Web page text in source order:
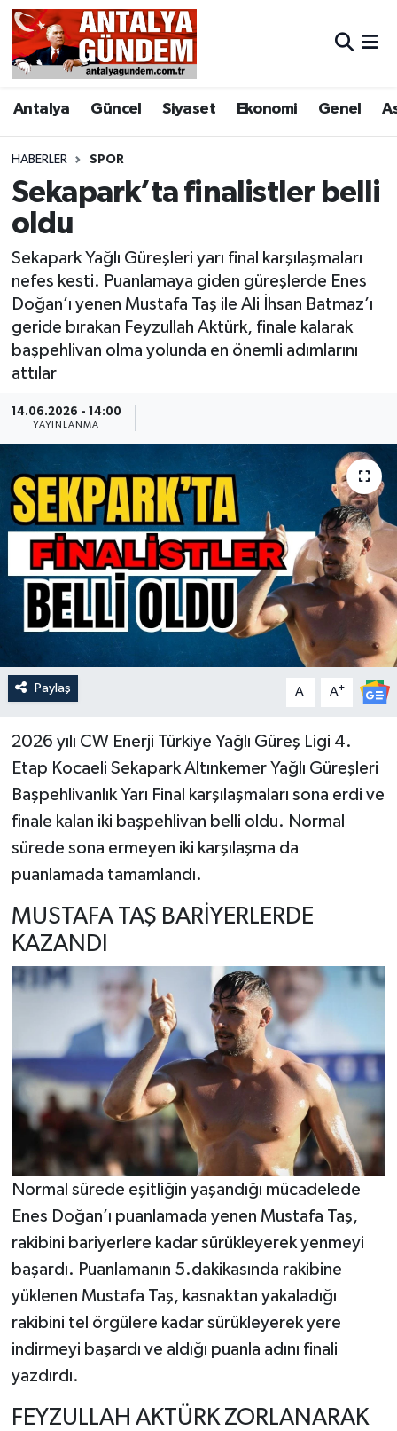
Antalya Güncel Siyaset Ekonomi Genel
HABERLER SPOR
Sekapark’ta finalistler belli
oldu
Sekapark Yağlı Güreşleri yarı final karşılaşmaları
nefes kesti. Puanlamaya giden güreşlerde Enes
Doğan’ı yenen Mustafa Taş ile Ali İhsan Batmaz’ı
geride bırakan Feyzullah Aktürk, finale kalarak
başpehlivan olma yolunda en önemli adımlarını
attılar
14.06.2026 - 14:00
YAYINLANMA
Paylaş A- A+
2026 yılı CW Enerji Türkiye Yağlı Güreş Ligi 4.
Etap Kocaeli Sekapark Altınkemer Yağlı Güreşleri
Başpehlivanlık Yarı Final karşılaşmaları sona erdi ve
finale kalan iki başpehlivan belli oldu. Normal
sürede sona ermeyen iki karşılaşma da
puanlamada tamamlandı.
MUSTAFA TAŞ BARİYERLERDE
KAZANDI
Normal sürede eşitliğin yaşandığı mücadelede
Enes Doğan’ı puanlamada yenen Mustafa Taş,
rakibini bariyerlere kadar sürükleyerek yenmeyi
başardı. Puanlamanın 5.dakikasında rakibine
yüklenen Mustafa Taş, kasnaktan yakaladığı
rakibini tel örgülere kadar sürükleyerek yere
indirmeyi başardı ve aldığı puanla adını finali
yazdırdı.
FEYZULLAH AKTÜRK ZORLANARAK
Antalya
Asayiş
Bilim & Teknoloji
Bölge
EĞİTİM
Görüntülü Haber
Güncel
Kültür & Sanat
Magazin
Resmi İlan
Sağlık & Yaşam
Siyaset
Spor
Antalya Nöbetçi Eczaneler
Antalya Hava Durumu
Antalya Namaz Vakitleri
Antalya Trafik Yoğunluk Haritası
Süper Lig Puan Durumu ve Fikstür
Son Dakika Haberleri
Haber Arşivi